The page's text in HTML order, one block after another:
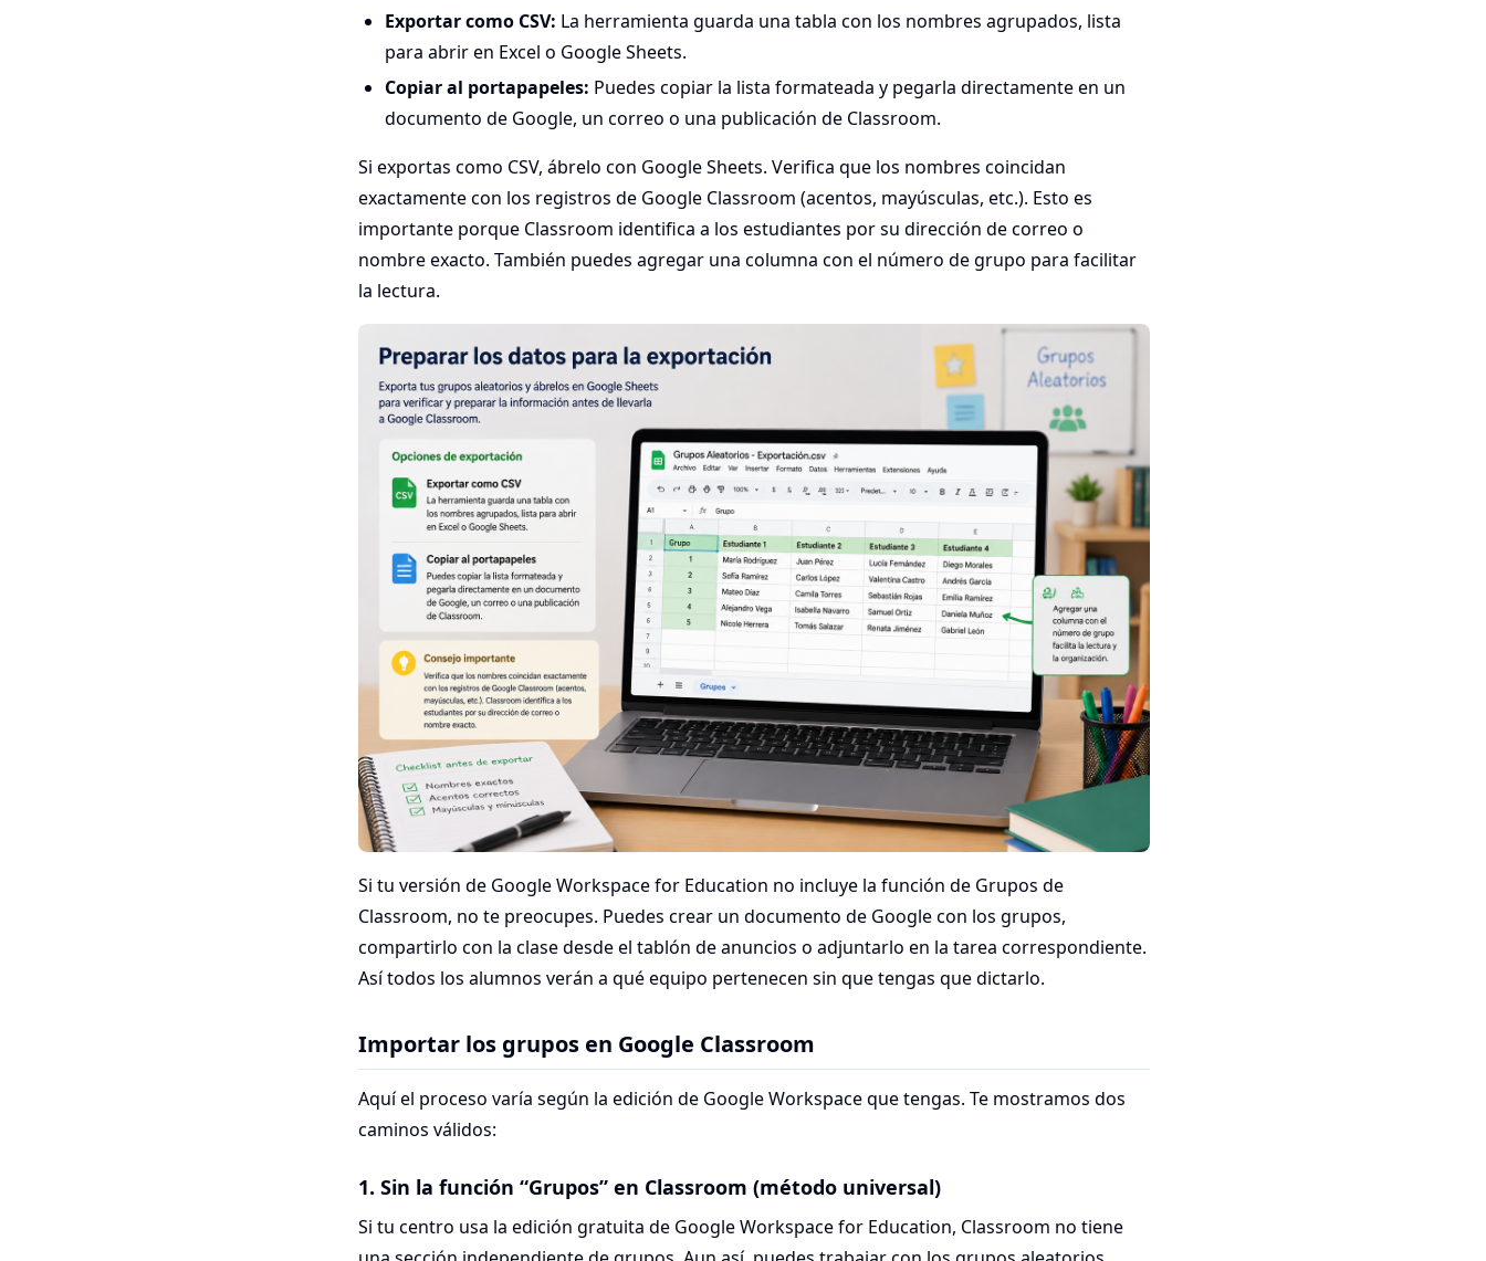
Exportar como CSV: La herramienta guarda una tabla con los nombres agrupados, lista
para abrir en Excel o Google Sheets.
Copiar al portapapeles: Puedes copiar la lista formateada y pegarla directamente en un
documento de Google, un correo o una publicación de Classroom.
Si exportas como CSV, ábrelo con Google Sheets. Verifica que los nombres coincidan
exactamente con los registros de Google Classroom (acentos, mayúsculas, etc.). Esto es
importante porque Classroom identifica a los estudiantes por su dirección de correo o
nombre exacto. También puedes agregar una columna con el número de grupo para facilitar
la lectura.
Si tu versión de Google Workspace for Education no incluye la función de Grupos de
Classroom, no te preocupes. Puedes crear un documento de Google con los grupos,
compartirlo con la clase desde el tablón de anuncios o adjuntarlo en la tarea correspondiente.
Así todos los alumnos verán a qué equipo pertenecen sin que tengas que dictarlo.
Importar los grupos en Google Classroom
Aquí el proceso varía según la edición de Google Workspace que tengas. Te mostramos dos
caminos válidos:
1. Sin la función “Grupos” en Classroom (método universal)
Si tu centro usa la edición gratuita de Google Workspace for Education, Classroom no tiene